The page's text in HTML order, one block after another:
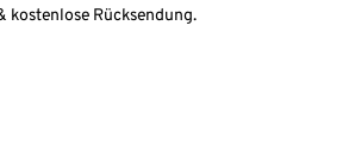
kostenlose Rücksendung.